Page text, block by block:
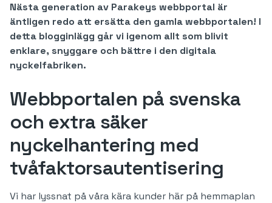
Nästa generation av Parakeys webbportal är
äntligen redo att ersätta den gamla webbportalen! I
detta blogginlägg går vi igenom allt som blivit
enklare, snyggare och bättre i den digitala
nyckelfabriken.
Webbportalen på svenska
och extra säker
nyckelhantering med
tvåfaktorsautentisering
Vi har lyssnat på våra kära kunder här på hemmaplan